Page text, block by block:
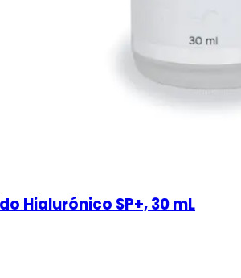
Hialurónico SP+, 30 mL